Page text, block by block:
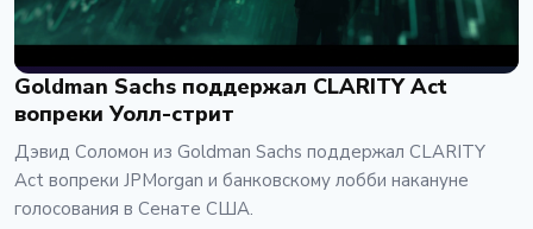
Goldman Sachs поддержал CLARITY Act
вопреки Уолл-стрит
Дэвид Соломон из Goldman Sachs поддержал CLARITY
Act вопреки JPMorgan и банковскому лобби накануне
голосования в Сенате США.